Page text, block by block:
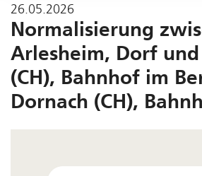
26.05.2026
Normalisierung
Arlesheim, Dorf
(CH), Bahnhof im
Dornach (CH),